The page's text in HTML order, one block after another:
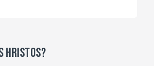
Hristos?